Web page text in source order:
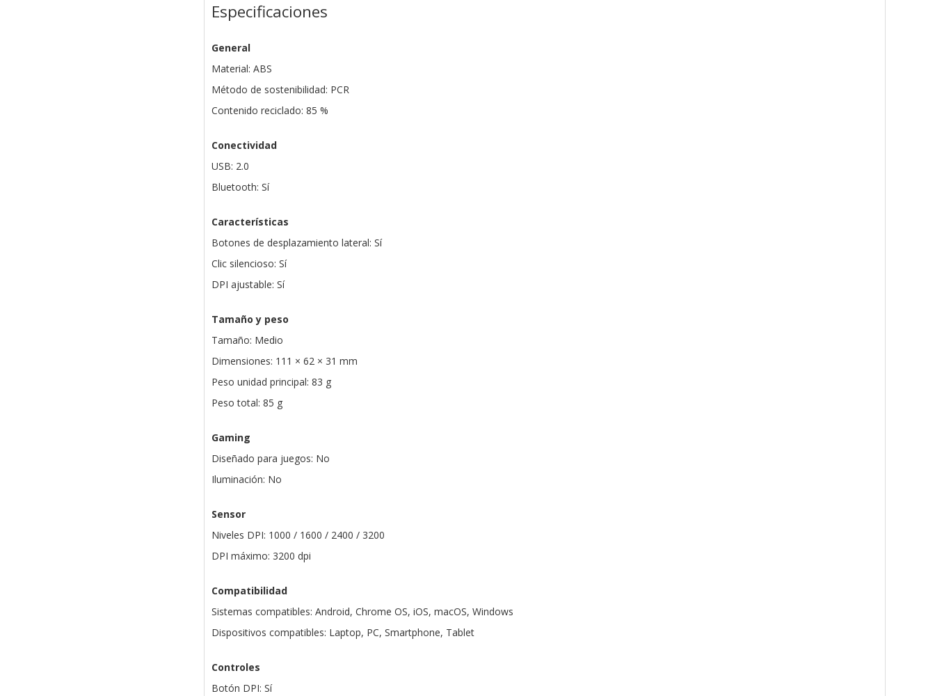
Especificaciones
General
Material: ABS
Método de sostenibilidad: PCR
Contenido reciclado: 85 %
Conectividad
USB: 2.0
Bluetooth: Sí
Características
Botones de desplazamiento lateral: Sí
Clic silencioso: Sí
DPI ajustable: Sí
Tamaño y peso
Tamaño: Medio
Dimensiones: 111 × 62 × 31 mm
Peso unidad principal: 83 g
Peso total: 85 g
Gaming
Diseñado para juegos: No
Iluminación: No
Sensor
Niveles DPI: 1000 / 1600 / 2400 / 3200
DPI máximo: 3200 dpi
Compatibilidad
Sistemas compatibles: Android, Chrome OS, iOS, macOS, Windows
Dispositivos compatibles: Laptop, PC, Smartphone, Tablet
Controles
Botón DPI: Sí